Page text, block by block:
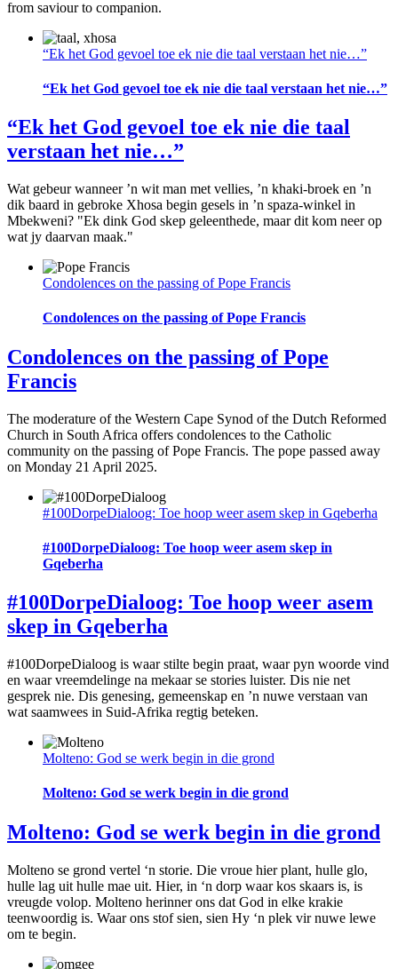
from saviour to companion.
“Ek het God gevoel toe ek nie die taal verstaan het nie…”
“Ek het God gevoel toe ek nie die taal verstaan het nie…”
“Ek het God gevoel toe ek nie die taal
verstaan het nie…”
Wat gebeur wanneer ’n wit man met vellies, ’n khaki-broek en ’n
dik baard in gebroke Xhosa begin gesels in ’n spaza-winkel in
Mbekweni? "Ek dink God skep geleenthede, maar dit kom neer op
wat jy daarvan maak."
Condolences on the passing of Pope Francis
Condolences on the passing of Pope Francis
Condolences on the passing of Pope
Francis
The moderature of the Western Cape Synod of the Dutch Reformed
Church in South Africa offers condolences to the Catholic
community on the passing of Pope Francis. The pope passed away
on Monday 21 April 2025.
#100DorpeDialoog: Toe hoop weer asem skep in Gqeberha
#100DorpeDialoog: Toe hoop weer asem skep in
Gqeberha
#100DorpeDialoog: Toe hoop weer asem
skep in Gqeberha
#100DorpeDialoog is waar stilte begin praat, waar pyn woorde vind
en waar vreemdelinge na mekaar se stories luister. Dis nie net
gesprek nie. Dis genesing, gemeenskap en ’n nuwe verstaan van
wat saamwees in Suid-Afrika regtig beteken.
Molteno: God se werk begin in die grond
Molteno: God se werk begin in die grond
Molteno: God se werk begin in die grond
Molteno se grond vertel ‘n storie. Die vroue hier plant, hulle glo,
hulle lag uit hulle mae uit. Hier, in ‘n dorp waar kos skaars is, is
vreugde volop. Molteno herinner ons dat God in elke krakie
teenwoordig is. Waar ons stof sien, sien Hy ‘n plek vir nuwe lewe
om te begin.